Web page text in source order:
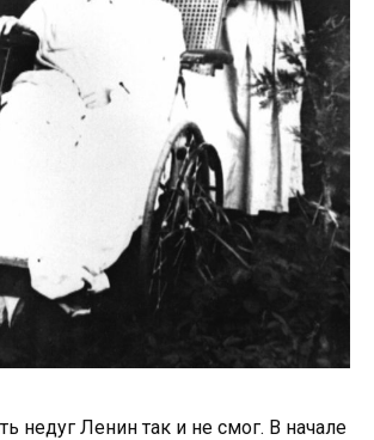
недуг Ленин так и не смог. В начале